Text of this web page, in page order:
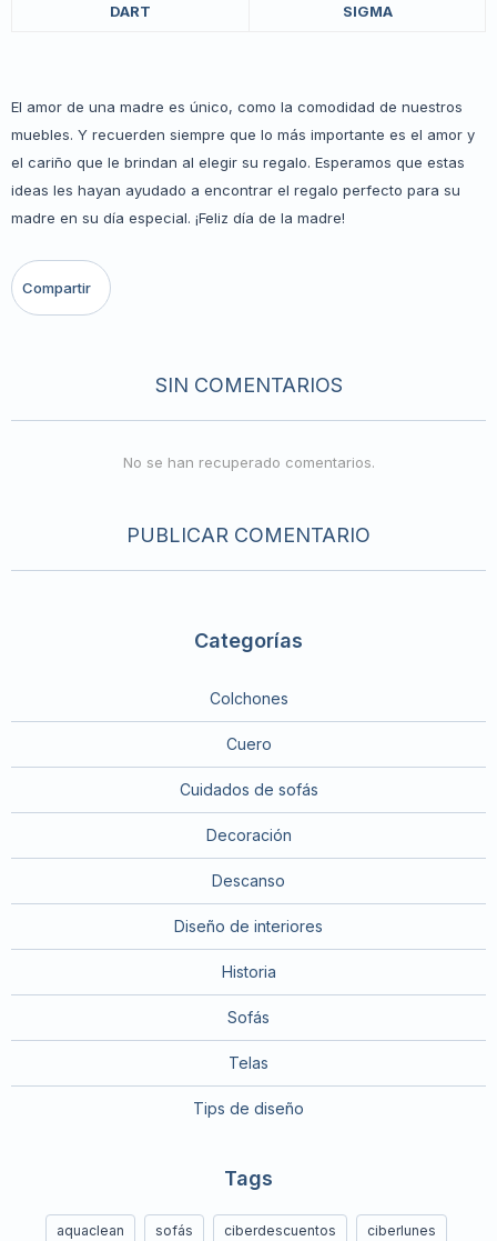
DART SIGMA
El amor de una madre es único, como la comodidad de nuestros
muebles. Y recuerden siempre que lo más importante es el amor y
el cariño que le brindan al elegir su regalo. Esperamos que estas
ideas les hayan ayudado a encontrar el regalo perfecto para su
madre en su día especial. ¡Feliz día de la madre!
SIN COMENTARIOS
No se han recuperado comentarios.
PUBLICAR COMENTARIO
Categorías
Colchones
Cuero
Cuidados de sofás
Decoración
Descanso
Diseño de interiores
Historia
Sofás
Telas
Tips de diseño
Tags
aquaclean sofás ciberdescuentos ciberlunes